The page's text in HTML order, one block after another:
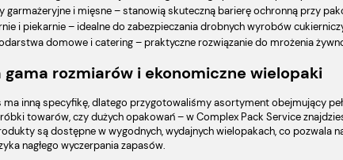
garmażeryjne i mięsne – stanowią skuteczną barierę ochronną przy
i piekarnie – idealne do zabezpieczania drobnych wyrobów
domowe i catering – praktyczne rozwiązanie do mrożenia
gama rozmiarów i ekonomiczne wielopaki
ma inną specyfikę, dlatego przygotowaliśmy asortyment obejmujący
towarów, czy dużych opakowań – w Complex Pack Service
są dostępne w wygodnych, wydajnych wielopakach, co pozwala
nagłego wyczerpania zapasów.